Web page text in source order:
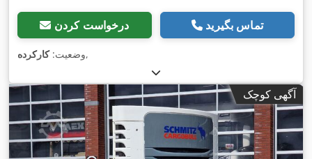
درخواست کردن تماس بگیرید
وضعیت:کارکرده ,
آگهی کوچک